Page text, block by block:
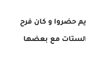
حضروا و كان فرح
مع بعضها